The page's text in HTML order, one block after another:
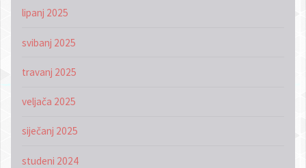
lipanj 2025
svibanj 2025
travanj 2025
veljača 2025
siječanj 2025
studeni 2024